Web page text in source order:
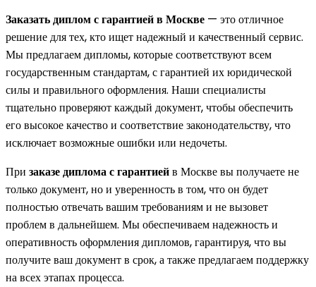
Заказать диплом с гарантией в Москве — это отличное
решение для тех, кто ищет надежный и качественный сервис.
Мы предлагаем дипломы, которые соответствуют всем
государственным стандартам, с гарантией их юридической
силы и правильного оформления. Наши специалисты
тщательно проверяют каждый документ, чтобы обеспечить
его высокое качество и соответствие законодательству, что
исключает возможные ошибки или недочеты.
При заказе диплома с гарантиейв Москве вы получаете не
только документ, но и уверенность в том, что он будет
полностью отвечать вашим требованиям и не вызовет
проблем в дальнейшем. Мы обеспечиваем надежность и
оперативность оформления дипломов, гарантируя, что вы
получите ваш документ в срок, а также предлагаем поддержку
на всех этапах процесса.